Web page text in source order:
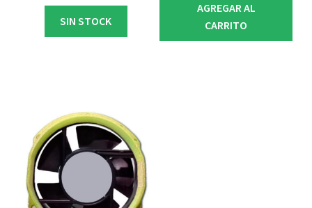
SIN STOCK
AGREGAR AL
CARRITO